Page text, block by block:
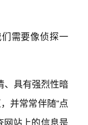
需要像侦探一
、具有强烈性暗
并常常伴随“点
网站上的信息是